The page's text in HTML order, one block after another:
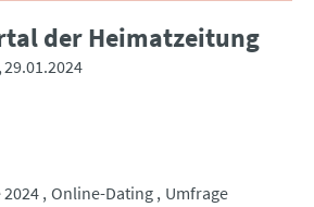
der Heimatzeitung
29.01.2024
2024 Online-Dating Umfrage